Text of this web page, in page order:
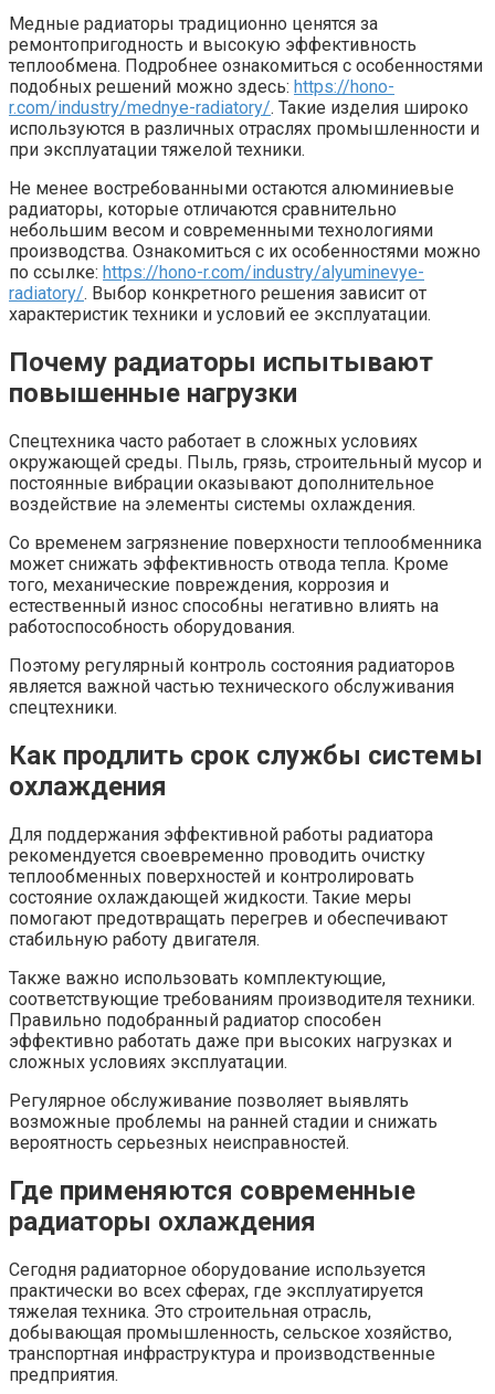
Медные радиаторы традиционно ценятся за
ремонтопригодность и высокую эффективность
теплообмена. Подробнее ознакомиться с особенностями
подобных решений можно здесь: https://hono-
r.com/industry/mednye-radiatory/. Такие изделия широко
используются в различных отраслях промышленности и
при эксплуатации тяжелой техники.
Не менее востребованными остаются алюминиевые
радиаторы, которые отличаются сравнительно
небольшим весом и современными технологиями
производства. Ознакомиться с их особенностями можно
по ссылке: https://hono-r.com/industry/alyuminevye-
radiatory/. Выбор конкретного решения зависит от
характеристик техники и условий ее эксплуатации.
Почему радиаторы испытывают
повышенные нагрузки
Спецтехника часто работает в сложных условиях
окружающей среды. Пыль, грязь, строительный мусор и
постоянные вибрации оказывают дополнительное
воздействие на элементы системы охлаждения.
Со временем загрязнение поверхности теплообменника
может снижать эффективность отвода тепла. Кроме
того, механические повреждения, коррозия и
естественный износ способны негативно влиять на
работоспособность оборудования.
Поэтому регулярный контроль состояния радиаторов
является важной частью технического обслуживания
спецтехники.
Как продлить срок службы системы
охлаждения
Для поддержания эффективной работы радиатора
рекомендуется своевременно проводить очистку
теплообменных поверхностей и контролировать
состояние охлаждающей жидкости. Такие меры
помогают предотвращать перегрев и обеспечивают
стабильную работу двигателя.
Также важно использовать комплектующие,
соответствующие требованиям производителя техники.
Правильно подобранный радиатор способен
эффективно работать даже при высоких нагрузках и
сложных условиях эксплуатации.
Регулярное обслуживание позволяет выявлять
возможные проблемы на ранней стадии и снижать
вероятность серьезных неисправностей.
Где применяются современные
радиаторы охлаждения
Сегодня радиаторное оборудование используется
практически во всех сферах, где эксплуатируется
тяжелая техника. Это строительная отрасль,
добывающая промышленность, сельское хозяйство,
транспортная инфраструктура и производственные
предприятия.